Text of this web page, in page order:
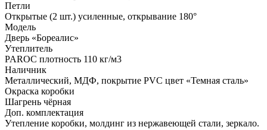
Петли
Открытые (2 шт.) усиленные, открывание 180°
Модель
Дверь «Бореалис»
Утеплитель
PAROC плотность 110 кг/м3
Наличник
Металлический, МДФ, покрытие PVC цвет «Темная сталь»
Окраска коробки
Шагрень чёрная
Доп. комплектация
Утепление коробки, молдинг из нержавеющей стали, зеркало.